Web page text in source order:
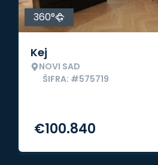
360°
Kej
NOVI SAD
ŠIFRA: #575719
€100.840